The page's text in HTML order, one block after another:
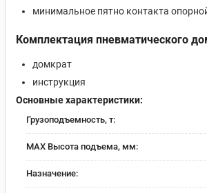
минимальное пятно контакта
Комплектация пневматического
домкрат
инструкция
Основные характеристики:
Грузоподъемность, т:
MAX Высота подъема, мм:
Назначение: